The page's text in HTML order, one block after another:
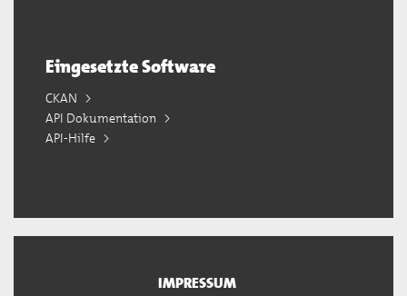
Eingesetzte Software
CKAN
API Dokumentation
API-Hilfe
IMPRESSUM